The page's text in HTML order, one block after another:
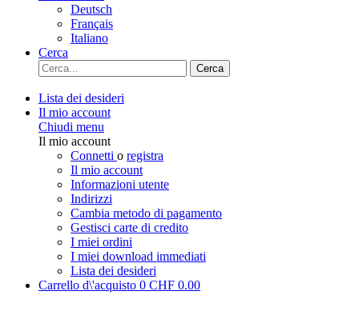
Deutsch
Français
Italiano
Cerca
Cerca
Lista dei desideri
Il mio account
Chiudi menu
Il mio account
Connetti o registra
Il mio account
Informazioni utente
Indirizzi
Cambia metodo di pagamento
Gestisci carte di credito
I miei ordini
I miei download immediati
Lista dei desideri
Carrello d\'acquisto 0 CHF 0.00